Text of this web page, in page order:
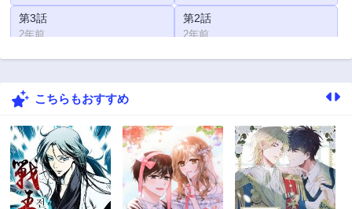
第3話
2年前
第2話
2年前
第1話
こちらもおすすめ